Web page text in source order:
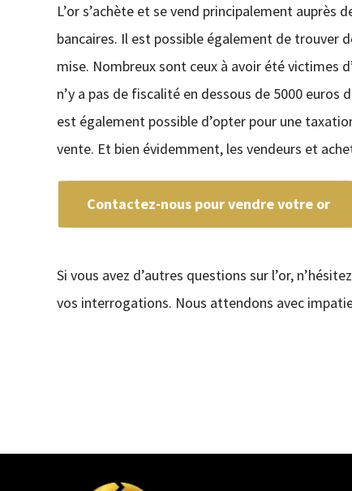
L’or s’achète et se vend principalement auprès
bancaires. Il est possible également de trouver
mise. Nombreux sont ceux à avoir été victimes
n’y a pas de fiscalité en dessous de 5000
est également possible d’opter pour une
vente. Et bien évidemment, les vendeurs et
Contactez-nous pour vendre votre or
Si vous avez d’autres questions sur l’or,
vos interrogations. Nous attendons avec